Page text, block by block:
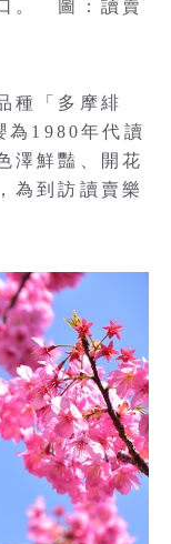
。 圖：讀賣
種「多摩緋
為1980年代讀
澤鮮豔、開花
為到訪讀賣樂